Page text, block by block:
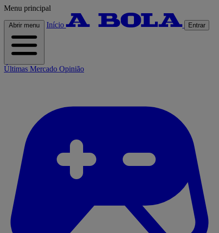
Menu principal
Abrir menu Início Entrar
Últimas Mercado Opinião